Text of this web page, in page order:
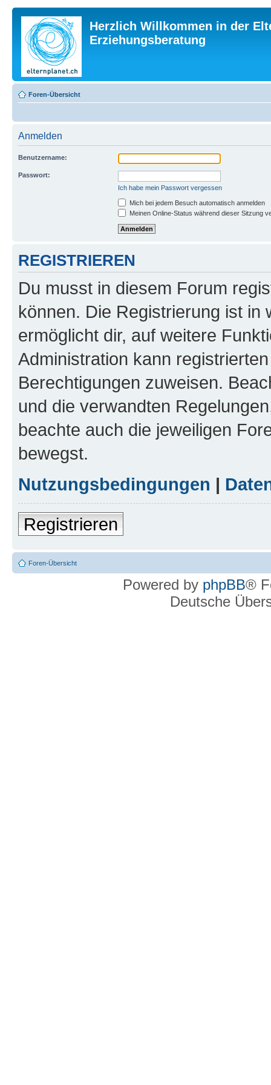
Herzlich Willkommen in der
Erziehungsberatung
Foren-Übersicht
Anmelden
Benutzername:
Passwort:
Ich habe mein Passwort vergessen
Mich bei jedem Besuch automatisch anmelden
Meinen Online-Status während dieser Sitzung
REGISTRIEREN
Du musst in diesem Forum
können. Die Registrierung ist in
ermöglicht dir, auf weitere
Administration kann
Berechtigungen zuweisen.
und die verwandten
beachte auch die jeweiligen
bewegst.
Nutzungsbedingungen |
Registrieren
Foren-Übersicht
Powered by phpBB®
Deutsche